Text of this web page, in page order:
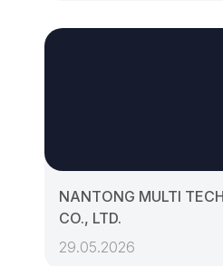
NANTONG MULTI
CO., LTD.
29.05.2026